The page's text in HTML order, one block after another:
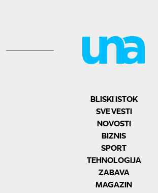
BLISKI ISTOK
SVE VESTI
NOVOSTI
BIZNIS
SPORT
TEHNOLOGIJA
ZABAVA
MAGAZIN